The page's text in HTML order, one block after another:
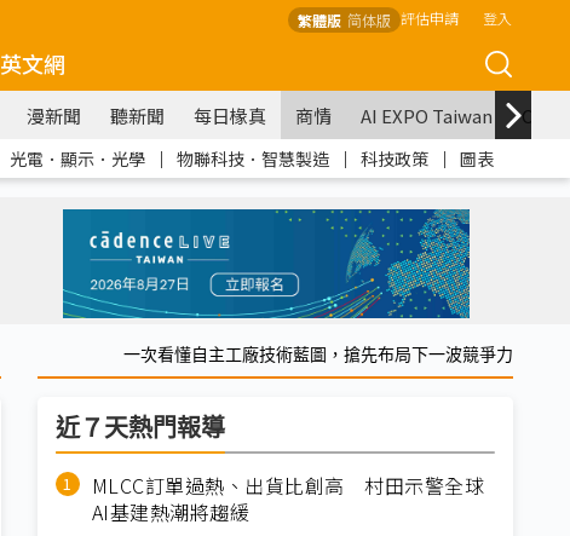
繁體版 简体版 評估申請 登入
英文網
漫新聞 聽新聞 每日椽真 商情 AI EXPO Taiwan
光電．顯示．光學 ｜ 物聯科技．智慧製造 ｜ 科技政策 ｜ 圖表
一次看懂自主工廠技術藍圖，搶先布局下一波競爭力
近７天熱門報導
MLCC訂單過熱、出貨比創高 村田示警全球
AI基建熱潮將趨緩